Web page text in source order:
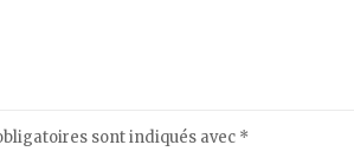
sont indiqués avec *